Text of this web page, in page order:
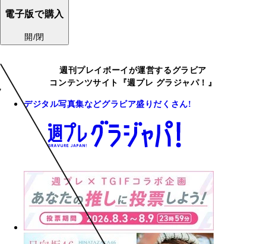
電子版で購入
開/閉
週刊プレイボーイが運営するグラビア
コンテンツサイト『週プレ グラジャパ！』
デジタル写真集などグラビア盛りだくさん!